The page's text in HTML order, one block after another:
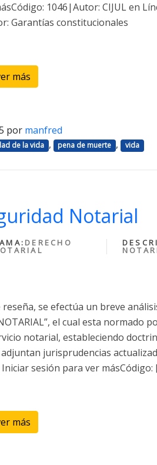
1046|Autor: CIJUL en
Garantías constitucionales
más
por manfred
de la vida , pena de muerte , vida
Notarial
DERECHO
se efectúa un breve
NOTARIAL”, el cual esta normado
notarial, estableciendo
jurisprudencias
sesión para ver másCódigo:
más